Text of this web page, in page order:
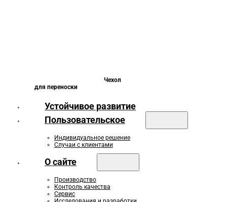
Чехол
для переноски
Устойчивое развитие
Пользовательское
Индивидуальное решение
Случаи с клиентами
О сайте
Производство
Контроль качества
Сервис